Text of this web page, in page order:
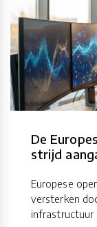
De
strijd
Europese
versterken
infrastructuur